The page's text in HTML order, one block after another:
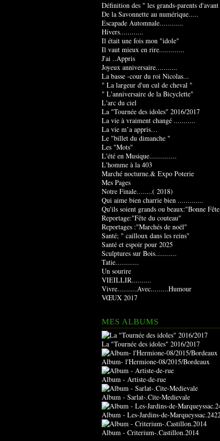
Définition des " les grands-parents
De la Savonnette au numérique.....
Escapade Automnale............
Hivers............
Il était une fois mon "idole"
Il vaut mieux en rire.............
J'ai ..Appris
Joyeux anniversaire...........
La basse -cour du roi Nicolas...
" La largeur d'un cul de cheval "
" L'anniversaire de la Bicyclette"
L'arc du ciel
La "Tournée des idoles" 2016/2017
La vie à vraiment changé ...........
La vie m’a appris…
Le "billet du dimanche "
Les "Mots"
L'été en Musique..............
L'homme à la 403
Marché nocturne.& Expo Poterie
Mes Pages
Notre Finale........( 2018)
Qui aime bien charrie bien .............
Qu'ils soient grands ou beaux:"Bonne
Reportage:"Fête du couteau"
Reportages :"Marchés de noël"
Santé; " cailloux dans les reins"
Santé et espoir pour 2025
Sculptures sur Bois...........
Tatie............
Un sourire
VIEILLIR..........
Vivre..........Avec.........Humour
VŒUX 2017
MES ALBUMS
La "Tournée des idoles" 2016/2017
Album- l'Hermione-08/2015/Bordeaux
Album - Artiste-de-rue
Album - Sarlat-.Cite-Medievale
Album - Les-Jardins-de-
Album - Criterium-.Castillon.2014